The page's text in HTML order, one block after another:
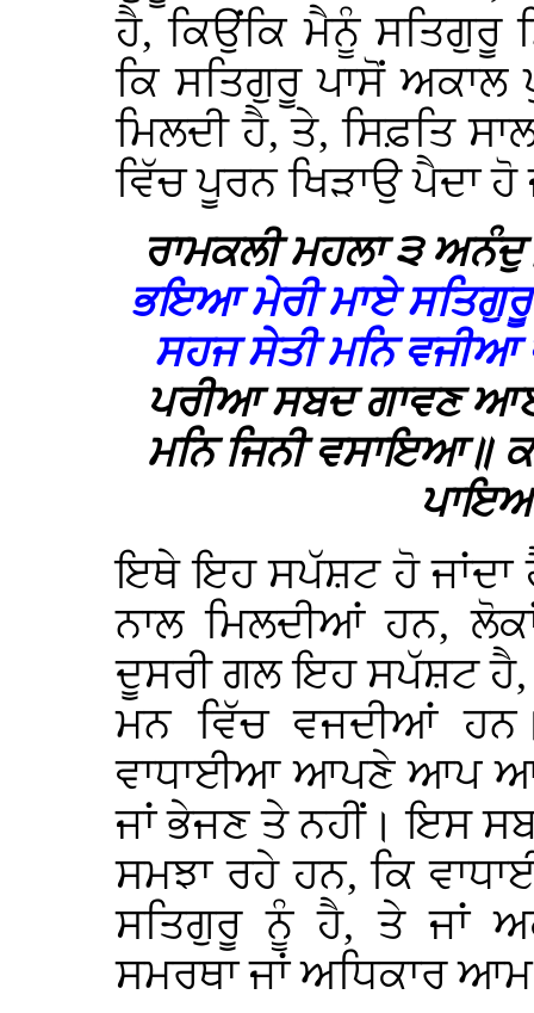
ਹੈ, ਕਿਉਂਕਿ ਮੈਨੂੰ ਸਤਿਗੁਰੂ
ਕਿ ਸਤਿਗੁਰੂ ਪਾਸੋਂ ਅਕਾਲ
ਮਿਲਦੀ ਹੈ, ਤੇ, ਸਿਫ਼ਤਿ
ਵਿੱਚ ਪੂਰਨ ਖਿੜਾਉ ਪੈਦਾ ਹੋ
ਰਾਮਕਲੀ ਮਹਲਾ ੩
ਭਇਆ ਮੇਰੀ ਮਾਏ
ਸਹਜ ਸੇਤੀ ਮਨਿ
ਪਰੀਆ ਸਬਦ ਗਾਵਣ
ਮਨਿ ਜਿਨੀ ਵਸਾਇਆ॥
ਇਥੇ ਇਹ ਸਪੱਸ਼ਟ ਹੋ ਜਾਂਦਾ
ਨਾਲ ਮਿਲਦੀਆਂ ਹਨ,
ਦੂਸਰੀ ਗਲ ਇਹ ਸਪੱਸ਼ਟ
ਮਨ ਵਿੱਚ ਵਜਦੀਆਂ
ਵਾਧਾਈਆ ਆਪਣੇ ਆਪ ਆ
ਜਾਂ ਭੇਜਣ ਤੇ ਨਹੀਂ। ਇਸ
ਸਮਝਾ ਰਹੇ ਹਨ, ਕਿ
ਸਤਿਗੁਰੂ ਨੂੰ ਹੈ, ਤੇ ਜਾਂ
ਸਮਰਥਾ ਜਾਂ ਅਧਿਕਾਰ